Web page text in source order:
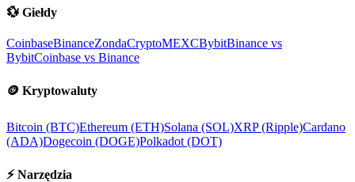
💱 Giełdy
CoinbaseBinanceZondaCryptoMEXCBybitBinance vs
BybitCoinbase vs Binance
🪙 Kryptowaluty
Bitcoin (BTC)Ethereum (ETH)Solana (SOL)XRP (Ripple)Cardano
(ADA)Dogecoin (DOGE)Polkadot (DOT)
⚡ Narzędzia